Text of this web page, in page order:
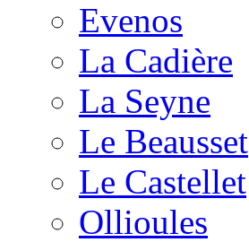
Evenos
La Cadière
La Seyne
Le Beausset
Le Castellet
Ollioules